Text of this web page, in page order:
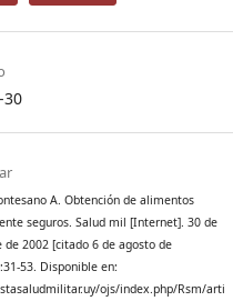
30
A. Obtención de alimentos
seguros. Salud mil [Internet]. 30 de
de 2002 [citado 6 de agosto de
53. Disponible en:
ojs/index.php/Rsm/arti